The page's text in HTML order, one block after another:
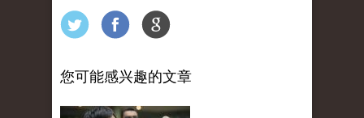
您可能感兴趣的文章